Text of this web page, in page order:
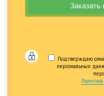
Подтверждаю
персональных